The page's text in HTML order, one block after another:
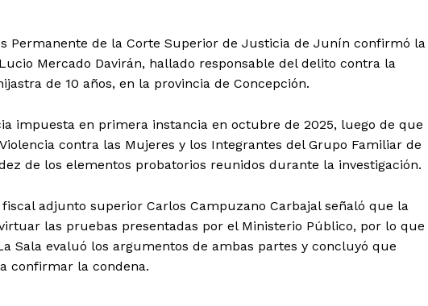
Permanente de la Corte Superior de Justicia de Junín confirmó la
Mercado Davirán, hallado responsable del delito contra la
de 10 años, en la provincia de Concepción.
impuesta en primera instancia en octubre de 2025, luego de que
contra las Mujeres y los Integrantes del Grupo Familiar de
de los elementos probatorios reunidos durante la investigación.
adjunto superior Carlos Campuzano Carbajal señaló que la
las pruebas presentadas por el Ministerio Público, por lo que
Sala evaluó los argumentos de ambas partes y concluyó que
confirmar la condena.